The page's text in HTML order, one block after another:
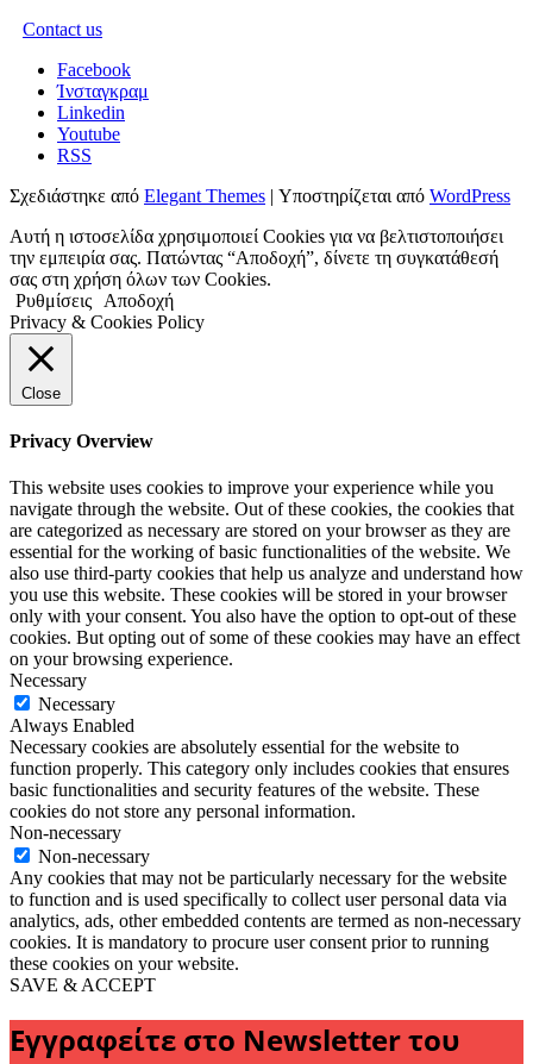
Contact us
Facebook
Ίνσταγκραμ
Linkedin
Youtube
RSS
Σχεδιάστηκε από Elegant Themes | Υποστηρίζεται από WordPress
Αυτή η ιστοσελίδα χρησιμοποιεί Cookies για να βελτιστοποιήσει
την εμπειρία σας. Πατώντας “Αποδοχή”, δίνετε τη συγκατάθεσή
σας στη χρήση όλων των Cookies.
Ρυθμίσεις
Αποδοχή
Privacy & Cookies Policy
Close
Privacy Overview
This website uses cookies to improve your experience while you
navigate through the website. Out of these cookies, the cookies that
are categorized as necessary are stored on your browser as they are
essential for the working of basic functionalities of the website. We
also use third-party cookies that help us analyze and understand how
you use this website. These cookies will be stored in your browser
only with your consent. You also have the option to opt-out of these
cookies. But opting out of some of these cookies may have an effect
on your browsing experience.
Necessary
Necessary
Always Enabled
Necessary cookies are absolutely essential for the website to
function properly. This category only includes cookies that ensures
basic functionalities and security features of the website. These
cookies do not store any personal information.
Non-necessary
Non-necessary
Any cookies that may not be particularly necessary for the website
to function and is used specifically to collect user personal data via
analytics, ads, other embedded contents are termed as non-necessary
cookies. It is mandatory to procure user consent prior to running
these cookies on your website.
SAVE & ACCEPT
Εγγραφείτε στο Newsletter του